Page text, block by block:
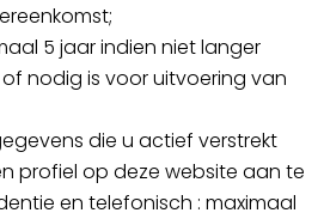
5 jaar indien niet langer
nodig is voor uitvoering van
die u actief verstrekt
profiel op deze website aan te
en telefonisch : maximaal